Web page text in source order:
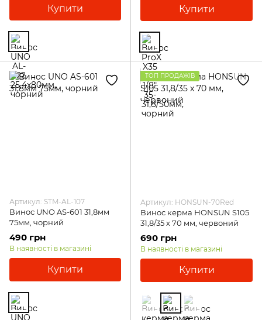
Купити Купити
Артикул: STM-AL-107
Винос UNO AS-601 31,8мм
75мм, чорний
490 грн
В наявності в магазині
Купити
ТОП ПРОДАЖІВ
Артикул: HONSUN-70Red
Винос керма HONSUN S105
31,8/35 х 70 мм, червоний
690 грн
В наявності в магазині
Купити